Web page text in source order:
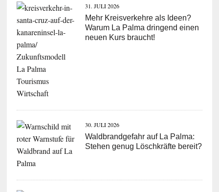
31. JULI 2026
Mehr Kreisverkehre als Ideen?
Warum La Palma dringend einen
neuen Kurs braucht!
30. JULI 2026
Waldbrandgefahr auf La Palma:
Stehen genug Löschkräfte bereit?